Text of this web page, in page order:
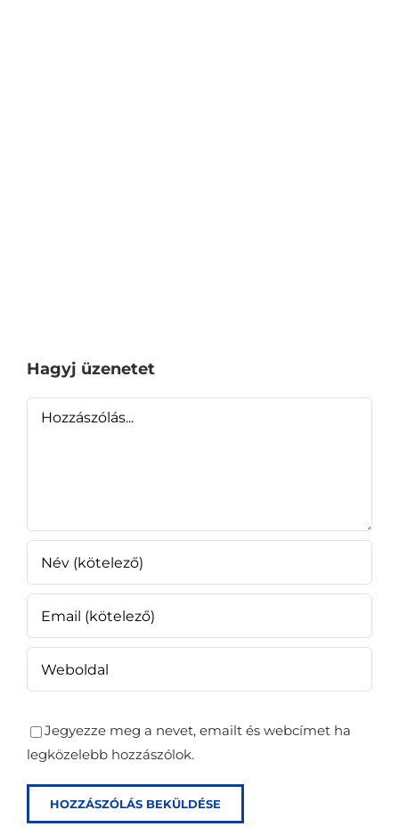
Hagyj üzenetet
Hozzászólás
Jegyezze meg a nevet, emailt és webcímet ha
legközelebb hozzászólok.